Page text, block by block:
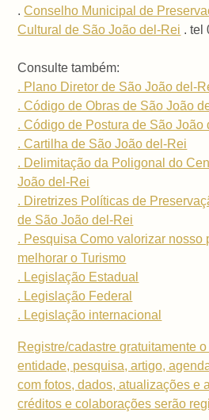
.Conselho Municipal de
Cultural de São João del-Rei . tel
Consulte também:
. Plano Diretor de São João del-
. Código de Obras de São João
. Código de Postura de São João
. Cartilha de São João del-Rei
. Delimitação da Poligonal do
João del-Rei
. Diretrizes Políticas de
de São João del-Rei
. Pesquisa Como valorizar nosso
melhorar o Turismo
. Legislação Estadual
. Legislação Federal
. Legislação internacional
Registre/cadastre gratuitamente
entidade, pesquisa, artigo,
com fotos, dados, atualizações e
créditos e colaborações serão